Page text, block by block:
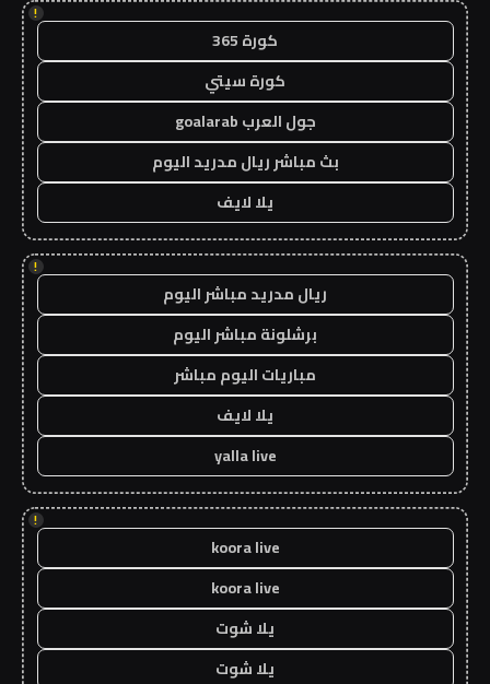
!
كورة 365
كورة سيتي
جول العرب goalarab
بث مباشر ريال مدريد اليوم
يلا لايف
!
ريال مدريد مباشر اليوم
برشلونة مباشر اليوم
مباريات اليوم مباشر
يلا لايف
yalla live
!
koora live
koora live
يلا شوت
يلا شوت